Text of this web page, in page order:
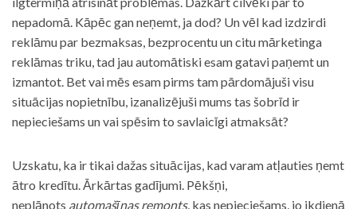
nepadomā. Kāpēc gan neņemt, ja dod? Un vēl kad izdzirdi
reklāmu par bezmaksas, bezprocentu un citu mārketinga
reklāmas triku, tad jau automātiski esam gatavi paņemt un
izmantot. Bet vai mēs esam pirms tam pārdomājuši visu
situācijas nopietnību, izanalizējuši mums tas šobrīd ir
nepieciešams un vai spēsim to savlaicīgi atmaksāt?
Uzskatu, ka ir tikai dažas situācijas, kad varam atļauties ņemt
ātro kredītu. Ārkārtas gadījumi. Pēkšņi,
neplānots automašīnas remonts, kas nepieciešams, jo ikdienā